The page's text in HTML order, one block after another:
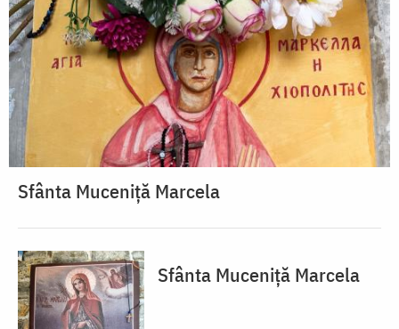
Sfânta Muceniță Marcela
Sfânta Muceniță Marcela